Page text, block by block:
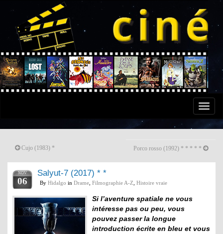
Toggle
Cujo (1983) * Porco rosso (1992) * * * * *
NOV
06
Salyut-7 (2017) * *
By Hidalgo in Drame Filmographie A-Z Histoire vraie
Si l’aventure spatiale ne vous
intéresse pas ou peu, vous
pouvez passer la longue
introduction écrite en bleu et vous